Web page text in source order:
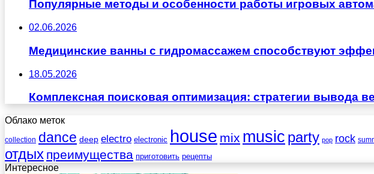
Популярные методы и особенности работы игровых
02.06.2026
Медицинские ванны с гидромассажем способствуют
18.05.2026
Комплексная поисковая оптимизация: стратегии вывода
Облако меток
collection dance deep electro electronic house mix music party pop rock
отдых преимущества приготовить рецепты
Интересное